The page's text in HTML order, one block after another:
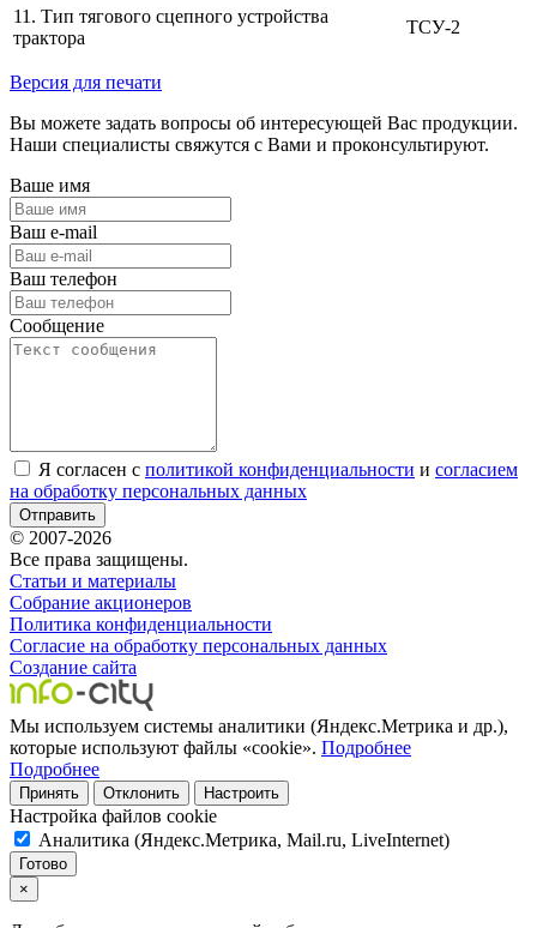
11. Тип тягового сцепного устройства
трактора
ТСУ-2
Версия для печати
Вы можете задать вопросы об интересующей Вас продукции.
Наши специалисты свяжутся с Вами и проконсультируют.
Ваше имя
Ваш e-mail
Ваш телефон
Сообщение
Я согласен с политикой конфиденциальности и согласием
на обработку персональных данных
Отправить
© 2007-2026
Все права защищены.
Статьи и материалы
Собрание акционеров
Политика конфиденциальности
Согласие на обработку персональных данных
Создание сайта
Мы используем системы аналитики (Яндекс.Метрика и др.),
которые используют файлы «cookie». Подробнее
Подробнее
Принять Отклонить Настроить
Настройка файлов cookie
Аналитика (Яндекс.Метрика, Mail.ru, LiveInternet)
Готово
×